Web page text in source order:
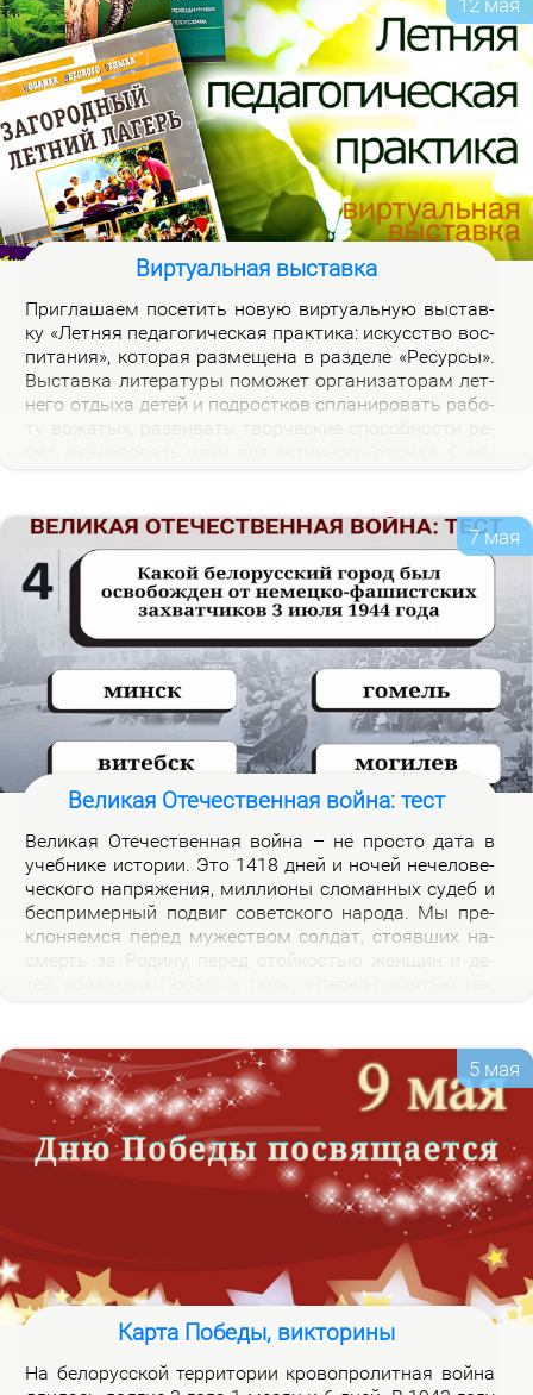
Виртуальная выставка
При­гла­ша­ем по­се­тить но­вую вир­ту­аль­ную вы­став­
ку «Лет­няя пе­да­го­ги­че­ская прак­ти­ка: ис­кус­ство вос­
пи­та­ния», ко­то­рая раз­ме­ще­на в раз­де­ле «Ре­сур­сы».
Вы­став­ка ли­те­ра­ту­ры по­мо­жет ор­га­ни­за­то­рам лет­
не­го от­ды­ха де­тей и под­рост­ков спла­ни­ро­вать ра­бо­
вер­си­те­та.
7 мая
Великая Отечественная война: тест
Ве­ли­кая Оте­че­ствен­ная вой­на – не про­сто да­та в
учеб­ни­ке ис­то­рии. Это 1418 дней и но­чей нече­ло­ве­
че­ско­го на­пря­же­ния, мил­ли­о­ны сло­ман­ных су­деб и
бес­при­мер­ный по­двиг со­вет­ско­го на­ро­да. Мы пре­
кло­ня­ем­ся пе­ред му­же­ством сол­дат, сто­яв­ших на­
ям.
5 мая
Карта Победы, викторины
На бе­ло­рус­ской тер­ри­то­рии кро­во­про­лит­ная вой­на